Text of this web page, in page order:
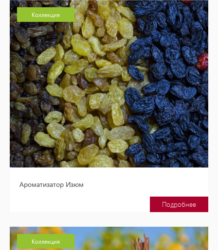
Коллекция
Ароматизатор Изюм
Подробнее
Коллекция